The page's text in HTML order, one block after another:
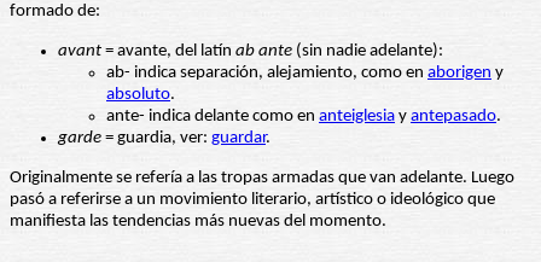
formado de:
avant = avante, del latín ab ante (sin nadie adelante):
ab- indica separación, alejamiento, como en aborigen y
absoluto.
ante- indica delante como en anteiglesia y antepasado.
garde = guardia, ver: guardar.
Originalmente se refería a las tropas armadas que van adelante. Luego
pasó a referirse a un movimiento literario, artístico o ideológico que
manifiesta las tendencias más nuevas del momento.